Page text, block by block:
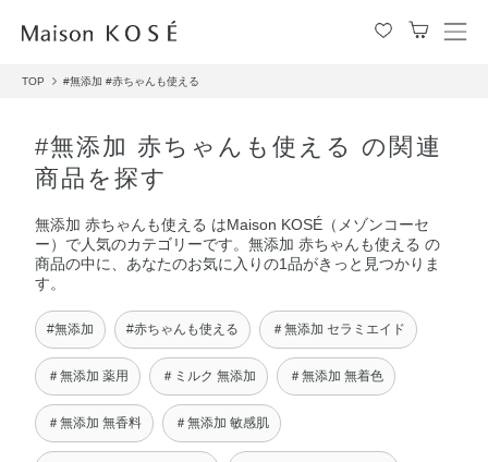
メ
TOP #無添加 #赤ちゃんも使える
#無添加 赤ちゃんも使える の関連
商品を探す
無添加 赤ちゃんも使える はMaison KOSÉ（メゾンコーセ
ー）で人気のカテゴリーです。無添加 赤ちゃんも使える の
商品の中に、あなたのお気に入りの1品がきっと見つかりま
す。
#無添加 #赤ちゃんも使える ＃無添加 セラミエイド
＃無添加 薬用 ＃ミルク 無添加 ＃無添加 無着色
＃無添加 無香料 ＃無添加 敏感肌